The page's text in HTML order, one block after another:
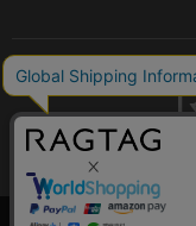
デザイナーズブ